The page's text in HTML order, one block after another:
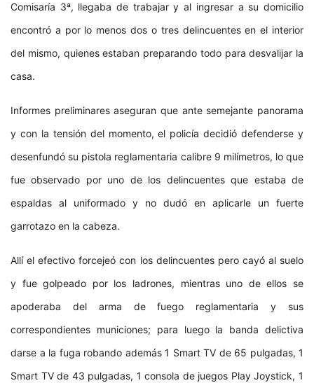
Comisaría 3ª, llegaba de trabajar y al ingresar a su domicilio
encontró a por lo menos dos o tres delincuentes en el interior
del mismo, quienes estaban preparando todo para desvalijar la
casa.
Informes preliminares aseguran que ante semejante panorama
y con la tensión del momento, el policía decidió defenderse y
desenfundó su pistola reglamentaria calibre 9 milímetros, lo que
fue observado por uno de los delincuentes que estaba de
espaldas al uniformado y no dudó en aplicarle un fuerte
garrotazo en la cabeza.
Allí el efectivo forcejeó con los delincuentes pero cayó al suelo
y fue golpeado por los ladrones, mientras uno de ellos se
apoderaba del arma de fuego reglamentaria y sus
correspondientes municiones; para luego la banda delictiva
darse a la fuga robando además 1 Smart TV de 65 pulgadas, 1
Smart TV de 43 pulgadas, 1 consola de juegos Play Joystick, 1